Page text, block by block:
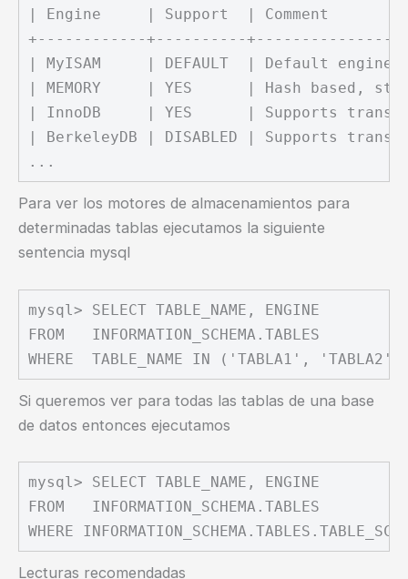
| Engine     | Support  |
+------------+----------
| MyISAM     | DEFAULT  | Default engine
| MEMORY     | YES      | Hash based,
| InnoDB     | YES      | Supports
| BerkeleyDB | DISABLED | Supports
Para ver los motores de almacenamientos para
determinadas tablas ejecutamos la siguiente
sentencia mysql
mysql> SELECT TABLE_NAME, ENGINE
FROM   INFORMATION_SCHEMA.TABLES
Si queremos ver para todas las tablas de una base
de datos entonces ejecutamos
mysql> SELECT TABLE_NAME, ENGINE
FROM   INFORMATION_SCHEMA.TABLES
Lecturas recomendadas